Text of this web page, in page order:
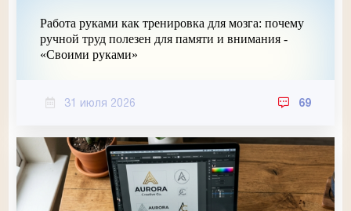
Работа руками как тренировка для мозга: почему
ручной труд полезен для памяти и внимания -
«Своими руками»
31 июля 2026 69